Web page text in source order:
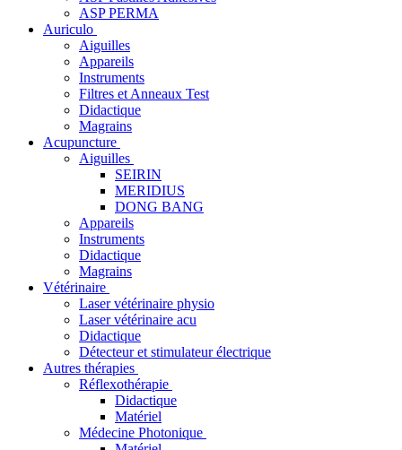
ASP PERMA
Auriculo
Aiguilles
Appareils
Instruments
Filtres et Anneaux Test
Didactique
Magrains
Acupuncture
Aiguilles
SEIRIN
MERIDIUS
DONG BANG
Appareils
Instruments
Didactique
Magrains
Vétérinaire
Laser vétérinaire physio
Laser vétérinaire acu
Didactique
Détecteur et stimulateur électrique
Autres thérapies
Réflexothérapie
Didactique
Matériel
Médecine Photonique